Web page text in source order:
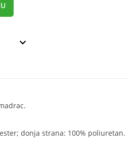
donja strana: 100% poliuretan.